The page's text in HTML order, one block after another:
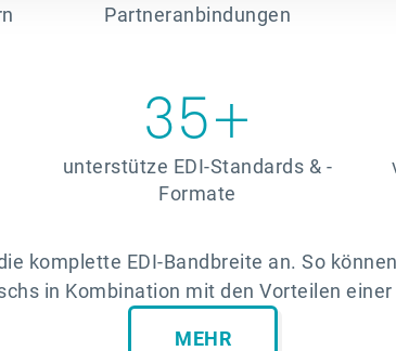
Partneranbindungen
35+
unterstütze EDI-Standards & -
Formate
komplette EDI-Bandbreite an. So
in Kombination mit den Vorteilen
MEHR